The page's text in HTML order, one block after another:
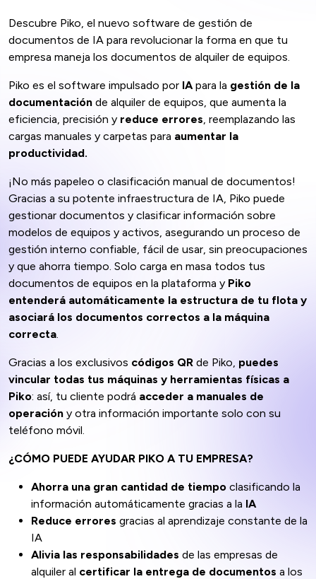
Descubre Piko, el nuevo software de gestión de
documentos de IA para revolucionar la forma en que tu
empresa maneja los documentos de alquiler de equipos.
Piko es el software impulsado por IA para la gestión de la
documentación de alquiler de equipos, que aumenta la
eficiencia, precisión yreduce errores , reemplazando las
cargas manuales y carpetas para aumentar la
productividad.
¡No más papeleo o clasificación manual de documentos!
Gracias a su potente infraestructura de IA, Piko puede
gestionar documentos y clasificar información sobre
modelos de equipos y activos, asegurando un proceso de
gestión interno confiable, fácil de usar, sin preocupaciones
y que ahorra tiempo. Solo carga en masa todos tus
documentos de equipos en la plataforma y Piko
entenderá automáticamente la estructura de tu flota y
asociará los documentos correctos a la máquina
correcta
Gracias a los exclusivos códigos QR de Piko, puedes
vincular todas tus máquinas y herramientas físicas a
Piko: así, tu cliente podrá acceder a manuales de
operación y otra información importante solo con su
teléfono móvil.
¿CÓMO PUEDE AYUDAR PIKO A TU EMPRESA?
Ahorra una gran cantidad de tiempo clasificando la
información automáticamente gracias a la IA
Reduce errores gracias al aprendizaje constante de la
IA
Alivia las responsabilidades de las empresas de
alquiler al certificar la entrega de documentos a los